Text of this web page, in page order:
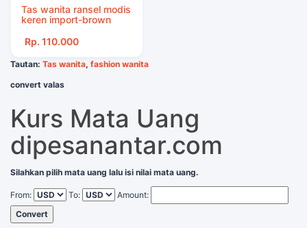
Tas wanita ransel modis
keren import-brown
Rp. 110.000
Tautan: Tas wanita, fashion wanita
convert valas
Kurs Mata Uang
dipesanantar.com
Silahkan pilih mata uang lalu isi nilai mata uang.
From: To:
Amount:
Convert